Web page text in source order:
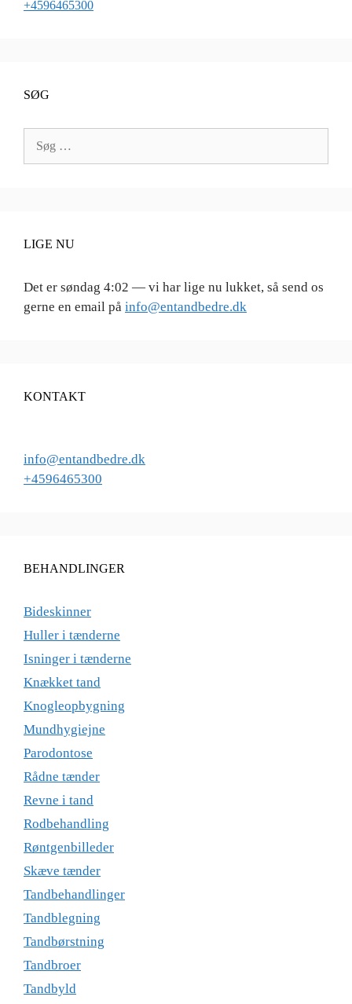
+4596465300
SØG
efter:
LIGE NU
Det er søndag 4:02 — vi har lige nu lukket, så send os
gerne en email på info@entandbedre.dk
KONTAKT
info@entandbedre.dk
+4596465300
BEHANDLINGER
Bideskinner
Huller i tænderne
Isninger i tænderne
Knækket tand
Knogleopbygning
Mundhygiejne
Parodontose
Rådne tænder
Revne i tand
Rodbehandling
Røntgenbilleder
Skæve tænder
Tandbehandlinger
Tandblegning
Tandbørstning
Tandbroer
Tandbyld